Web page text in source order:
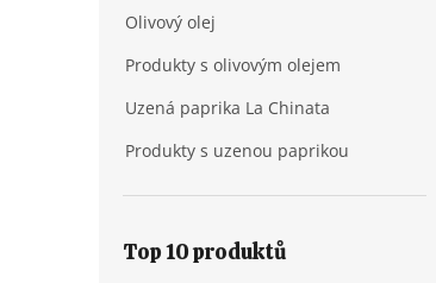
Olivový olej
Produkty s olivovým olejem
Uzená paprika La Chinata
Produkty s uzenou paprikou
Top 10 produktů